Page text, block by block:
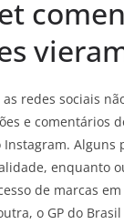
redes sociais
e comentários
Alguns
enquanto
de marcas
o GP do